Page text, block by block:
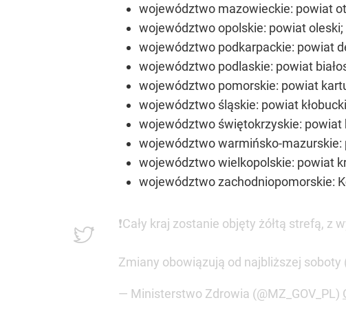
województwo mazowieckie: powiat
województwo opolskie: powiat oleski;
województwo podkarpackie: powiat
województwo podlaskie: powiat
województwo pomorskie: powiat
województwo śląskie: powiat
województwo świętokrzyskie: powiat
województwo warmińsko-mazurskie:
województwo wielkopolskie: powiat
województwo zachodniopomorskie:
❗Cały kraj zostanie objęty żółtą strefą,
Zmiany obowiązują od najbliższej soboty
— Ministerstwo Zdrowia (@MZ_GOV_PL)